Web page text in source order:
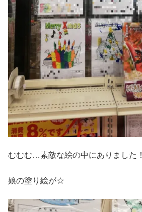
むむむ…素敵な絵の中にありました！
娘の塗り絵が☆